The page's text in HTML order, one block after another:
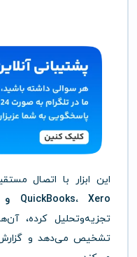
این ابزار با اتصال
QuickBooks، Xero و سایر پلتفرم‌ها
تجزیه‌وتحلیل کرده،
تشخیص می‌دهد و